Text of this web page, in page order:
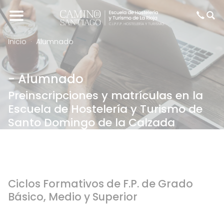
Inicio Alumnado
- Alumnado
Preinscripciones y matrículas en la
Escuela de Hostelería y Turismo de
Santo Domingo de la Calzada
Ciclos Formativos de F.P. de Grado
Básico, Medio y Superior